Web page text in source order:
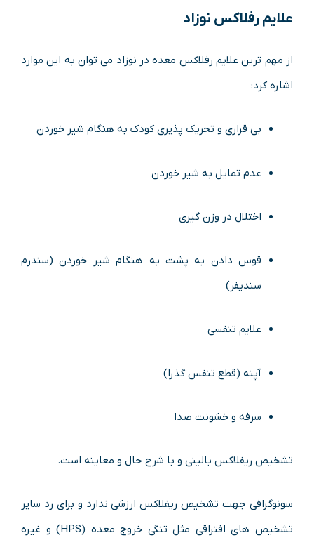
علایم رفلاکس نوزاد
از مهم ترین علایم رفلاکس معده در نوزاد می توان به این موارد
اشاره کرد:
بی قراری و تحریک پذیری کودک به هنگام شیر خوردن
عدم تمایل به شیر خوردن
اختلال در وزن گیری
قوس دادن به پشت به هنگام شیر خوردن (سندرم
سندیفر)
علایم تنفسی
آپنه (قطع تنفس گذرا)
سرفه و خشونت صدا
تشخیص ریفلاکس بالینی و با شرح حال و معاینه است.
سونوگرافی جهت تشخیص ریفلاکس ارزشی ندارد و برای رد سایر
تشخیص های افتراقی مثل تنگی خروج معده (HPS) و غیره